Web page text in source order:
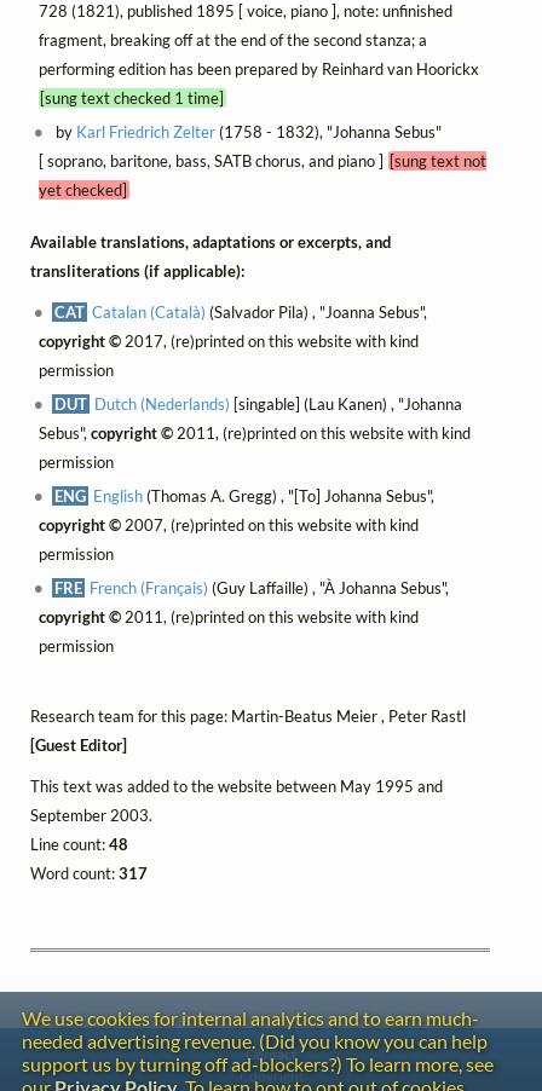
728 (1821), published 1895 [ voice, piano ], note: unfinished
fragment, breaking off at the end of the second stanza; a
performing edition has been prepared by Reinhard van Hoorickx
[sung text checked 1 time]
by Karl Friedrich Zelter(1758 - 1832), "Johanna Sebus"
[ soprano, baritone, bass, SATB chorus, and piano ] [sung text not
yet checked]
Available translations, adaptations or excerpts, and
transliterations (if applicable):
CAT Catalan (Català) (Salvador Pila) , "Joanna Sebus",
copyright ©2017, (re)printed on this website with kind
permission
DUT Dutch (Nederlands) [singable] (Lau Kanen) , "Johanna
Sebus", copyright ©2011, (re)printed on this website with kind
permission
ENG English(Thomas A. Gregg) , "[To] Johanna Sebus",
copyright ©2007, (re)printed on this website with kind
permission
FRE French (Français) (Guy Laffaille) , "À Johanna Sebus",
copyright ©2011, (re)printed on this website with kind
permission
Research team for this page: Martin-Beatus Meier , Peter Rastl
[Guest Editor]
This text was added to the website between May 1995 and
September 2003.
Line count:48
Word count:317
We use cookies for internal analytics and to earn much-
needed advertising revenue. (Did you know you can help
support us by turning off ad-blockers?) To learn more, see
Contact
Copyright